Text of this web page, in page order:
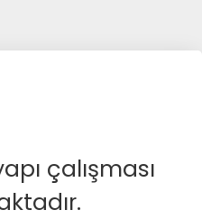
çalışması